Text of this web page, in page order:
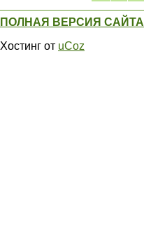
ПОЛНАЯ ВЕРСИЯ САЙТА
Хостинг от uCoz